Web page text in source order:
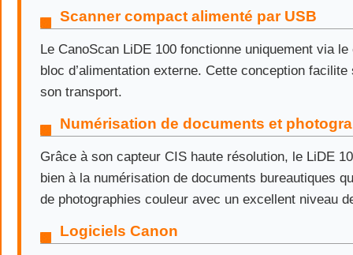
Scanner compact alimenté par USB
Le CanoScan LiDE 100 fonctionne uniquement via
bloc d’alimentation externe. Cette conception
son transport.
Numérisation de documents et
Grâce à son capteur CIS haute résolution, le LiDE
bien à la numérisation de documents bureautiques
de photographies couleur avec un excellent niveau
Logiciels Canon